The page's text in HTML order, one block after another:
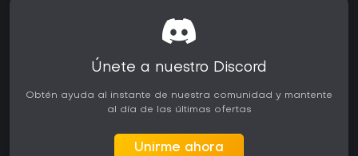
Únete a nuestro Discord
Obtén ayuda al instante de nuestra comunidad y mantente
al día de las últimas ofertas
Unirme ahora